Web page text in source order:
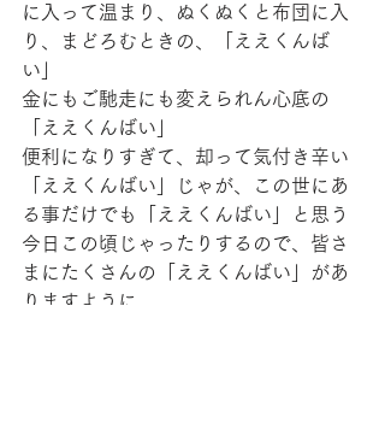
に入って温まり、ぬくぬくと布団に入
り、まどろむときの、「ええくんば
い」
金にもご馳走にも変えられん心底の
「ええくんばい」
便利になりすぎて、却って気付き辛い
「ええくんばい」じゃが、この世にあ
る事だけでも「ええくんばい」と思う
今日この頃じゃったりするので、皆さ
まにたくさんの「ええくんばい」があ
りますように。